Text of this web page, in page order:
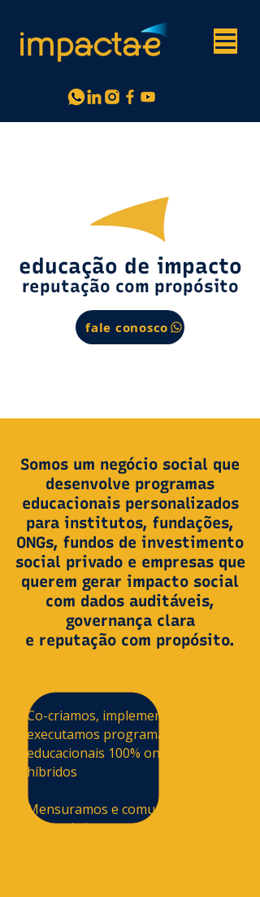
educação de impacto
reputação com propósito
fale conosco
Somos um negócio social que
desenvolve programas
educacionais personalizados
para institutos, fundações,
ONGs, fundos de investimento
social privado e empresas que
querem gerar impacto social
com dados auditáveis,
governança clara
e reputação com propósito.
Co-criamos, implementamos e
executamos programas
educacionais 100% online ou
híbridos
Mensuramos e comunicamos os
dados de impacto ao longo de